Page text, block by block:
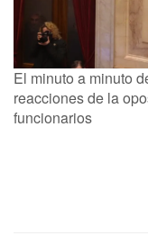
El minuto a minuto
reacciones de la
funcionarios